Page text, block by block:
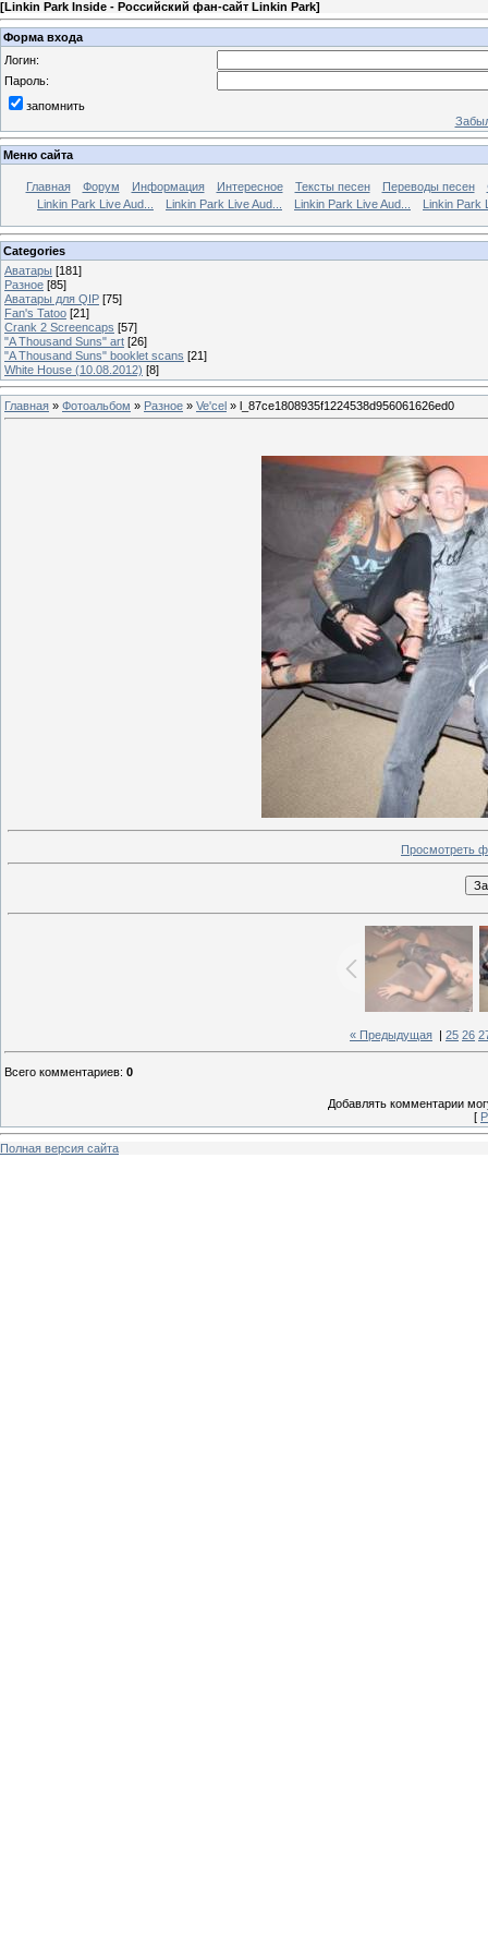
[Linkin Park Inside - Российский фан-сайт Linkin Park]
Форма входа
Логин:
Пароль:
запомнить
Меню сайта
Главная Форум Информация Интересное Тексты песен Переводы песен
Linkin Park Live Aud...
Linkin Park Live Aud... Linkin Park Live Aud... Linkin Park
Categories
Аватары [181]
Разное [85]
Аватары для QIP [75]
Fan's Tatoo [21]
Crank 2 Screencaps [57]
"A Thousand Suns" art [26]
"A Thousand Suns" booklet scans [21]
White House (10.08.2012) [8]
Главная » Фотоальбом » Разное » Ve'cel » l_87ce1808935f1224538d956061626ed0
Просмотреть
« Предыдущая 25 26
Всего комментариев: 0
Добавлять комментарии
[
Полная версия сайта